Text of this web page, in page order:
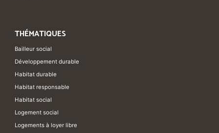
THÉMATIQUES
Bailleur social
Développement durable
Habitat durable
Habitat responsable
Habitat social
Logement social
Logements à loyer libre